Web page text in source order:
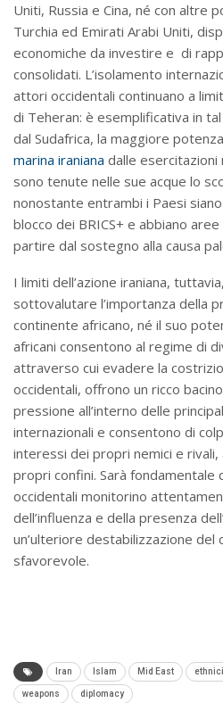
Uniti, Russia e Cina, né con altre
Turchia ed Emirati Arabi Uniti,
economiche da investire e di
consolidati. L’isolamento
attori occidentali continuano a
di Teheran: è esemplificativa in
dal Sudafrica, la maggiore
marina iraniana dalle esercitazioni
sono tenute nelle sue acque lo
nonostante entrambi i Paesi
blocco dei BRICS+ e abbiano
partire dal sostegno alla causa
I limiti dell’azione iraniana,
sottovalutare l’importanza della
continente africano, né il suo
africani consentono al regime di
attraverso cui evadere la
occidentali, offrono un ricco
pressione all’interno delle
internazionali e consentono di
interessi dei propri nemici e
propri confini. Sarà fondamentale
occidentali monitorino
dell’influenza e della presenza
un’ulteriore destabilizzazione del
sfavorevole.
Iran Islam Mid East
weapons diplomacy